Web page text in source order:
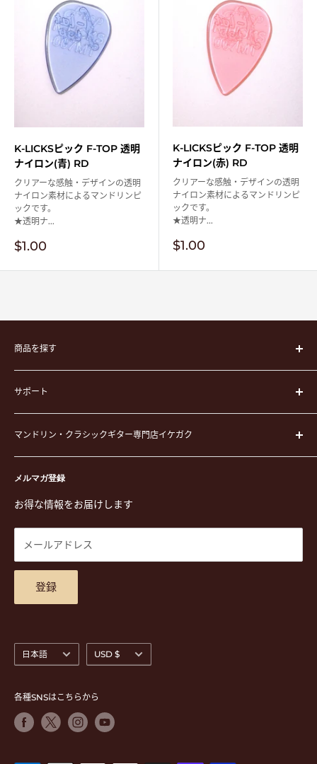
K-LICKSピック F-TOP 透明
ナイロン(青) RD
クリアーな感触・デザインの透明
ナイロン素材によるマンドリンピ
ックです。
★透明ナ...
販
価
$1.00
K-LICKSピック F-TOP 透明
ナイロン(赤) RD
クリアーな感触・デザインの透明
ナイロン素材によるマンドリンピ
ックです。
★透明ナ...
販
価
$1.00
商品を探す
楽器
楽器ケース
弦
ピック
演奏用品
ステーショナリー&アクセサリー
楽譜
DVD
チケット
楽器レンタル
サポート
運営会社
イケガクについて
お買い物ガイド
特定商取引法に基づく表示
プライバシーポリシー
商品検索
お問合せ
アクセスマップ
メルマガ登録
お得な情報をお届けします
メールアドレス
登録
マンドリン・クラシックギター専門店イケガク
〒171-0021 東京都豊島区西池袋3-23-5 芦沢ビル2F
TEL. 03-5952-1391 / FAX. 03-5952-1392
営業時間 月-水,金,土 11:00-19:00 / 日,祝 11:00-18:00 (木曜定
休)
語
日本語
貨
USD $
各種SNSはこちらから